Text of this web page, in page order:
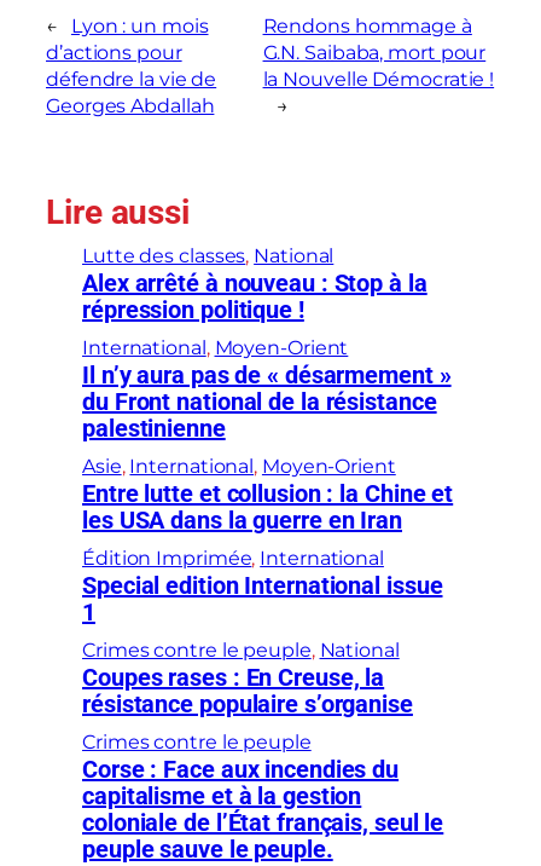
←
Lyon : un mois
d’actions pour
défendre la vie de
Georges Abdallah
Rendons hommage à
G.N. Saibaba, mort pour
la Nouvelle Démocratie !
→
Lire aussi
Lutte des classes, National
Alex arrêté à nouveau : Stop à la
répression politique !
International , Moyen-Orient
Il n’y aura pas de « désarmement »
du Front national de la résistance
palestinienne
Asie, International , Moyen-Orient
Entre lutte et collusion : la Chine et
les USA dans la guerre en Iran
Édition Imprimée, International
Special edition International issue
1
Crimes contre le peuple, National
Coupes rases : En Creuse, la
résistance populaire s’organise
Crimes contre le peuple
Corse : Face aux incendies du
capitalisme et à la gestion
coloniale de l’État français, seul le
peuple sauve le peuple.